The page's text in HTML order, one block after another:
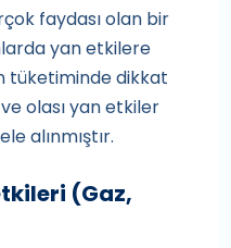
faydası olan bir
yan etkilere
tüketiminde dikkat
olası yan etkiler
alınmıştır.
(Gaz,